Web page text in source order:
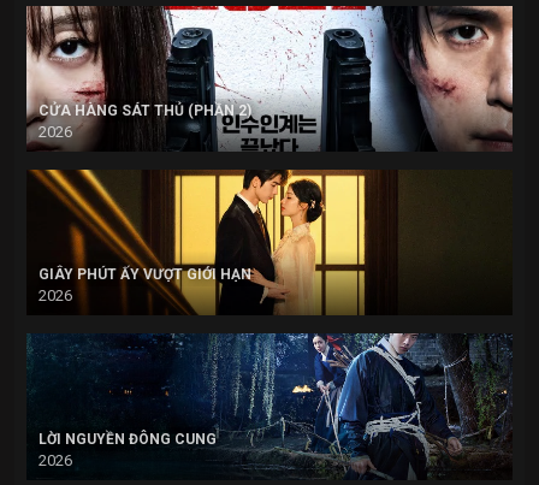
CỬA HÀNG SÁT THỦ (PHẦN 2)
2026
GIÂY PHÚT ẤY VƯỢT GIỚI HẠN
2026
LỜI NGUYỀN ĐÔNG CUNG
2026